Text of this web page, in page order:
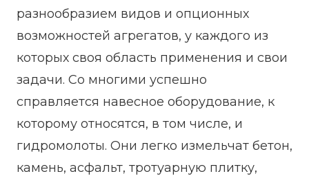
разнообразием видов и опционных
возможностей агрегатов, у каждого из
которых своя область применения и свои
задачи. Со многими успешно
справляется навесное оборудование, к
которому относятся, в том числе, и
гидромолоты. Они легко измельчат бетон,
камень, асфальт, тротуарную плитку,